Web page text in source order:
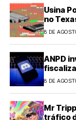
Usina
no
8 DE
ANPD
8 DE
Mr
tráfico